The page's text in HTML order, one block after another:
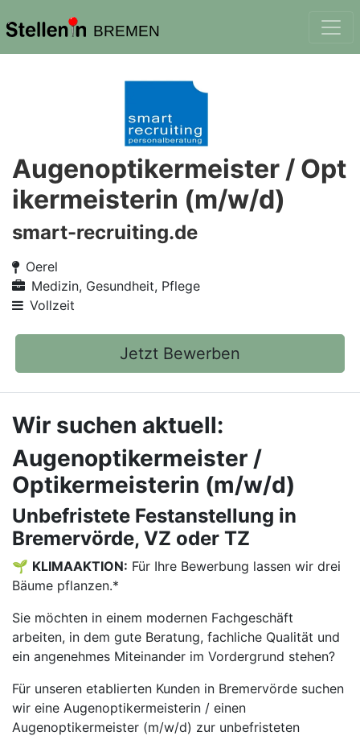
BREMEN
Augenoptikermeister / Opt
ikermeisterin (m/w/d)
smart-recruiting.de
Oerel
Medizin, Gesundheit, Pflege
Vollzeit
Jetzt Bewerben
Wir suchen aktuell:
Augenoptikermeister /
Optikermeisterin (m/w/d)
Unbefristete Festanstellung in
Bremervörde, VZ oder TZ
🌱 KLIMAAKTION: Für Ihre Bewerbung lassen wir drei
Bäume pflanzen.*
Sie möchten in einem modernen Fachgeschäft
arbeiten, in dem gute Beratung, fachliche Qualität und
ein angenehmes Miteinander im Vordergrund stehen?
Für unseren etablierten Kunden in Bremervörde suchen
wir eine Augenoptikermeisterin / einen
Augenoptikermeister (m/w/d) zur unbefristeten